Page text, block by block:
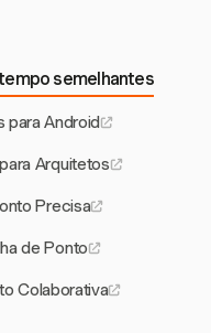
semelhantes
para Android
Arquitetos
Precisa
de Ponto
Colaborativa